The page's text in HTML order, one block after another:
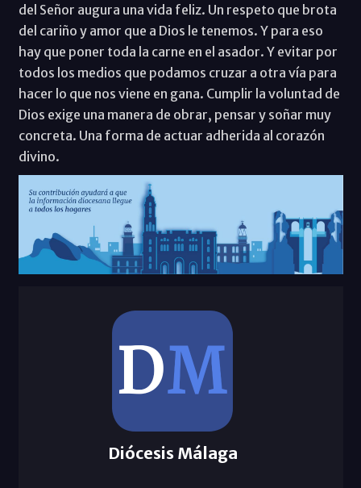
del Señor augura una vida feliz. Un respeto que brota
del cariño y amor que a Dios le tenemos. Y para eso
hay que poner toda la carne en el asador. Y evitar por
todos los medios que podamos cruzar a otra vía para
hacer lo que nos viene en gana. Cumplir la voluntad de
Dios exige una manera de obrar, pensar y soñar muy
concreta. Una forma de actuar adherida al corazón
divino.
Diócesis Málaga